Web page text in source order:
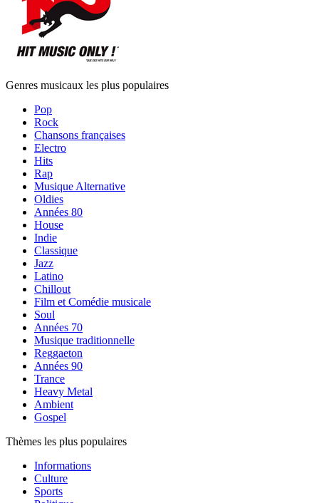
Genres musicaux les plus populaires
Pop
Rock
Chansons françaises
Electro
Hits
Rap
Musique Alternative
Oldies
Années 80
House
Indie
Classique
Jazz
Latino
Chillout
Film et Comédie musicale
Soul
Années 70
Musique traditionnelle
Reggaeton
Années 90
Trance
Heavy Metal
Ambient
Gospel
Thèmes les plus populaires
Informations
Culture
Sports